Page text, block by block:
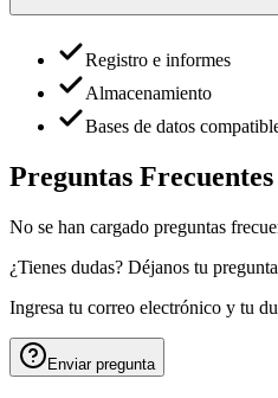
Registro e informes
Almacenamiento
Bases de datos
Preguntas Frecuentes
No se han cargado preguntas
¿Tienes dudas? Déjanos tu
Ingresa tu correo electrónico y tu
Enviar pregunta